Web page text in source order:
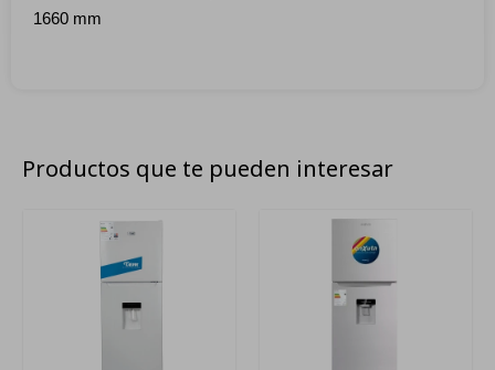
1660 mm
Productos que te pueden interesar